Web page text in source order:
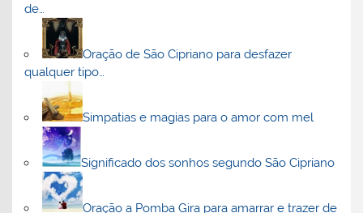
de…
Oração de São Cipriano para desfazer
qualquer tipo…
Simpatias e magias para o amor com mel
Significado dos sonhos segundo São Cipriano
Oração a Pomba Gira para amarrar e trazer de